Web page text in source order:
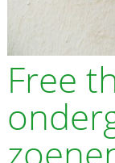
Free